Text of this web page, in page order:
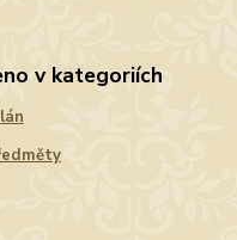
v kategoriích